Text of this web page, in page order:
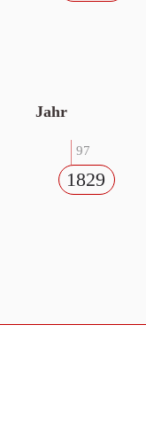
Jahr
97
1829